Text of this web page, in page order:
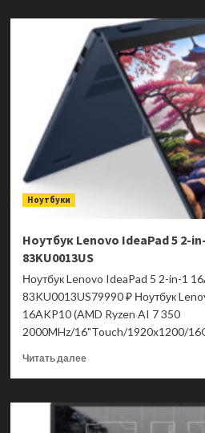
Ноутбук
Acer
Nitro
NH.DAECD.002
Ноутбуки
Ноутбук Lenovo IdeaPad 5 2-
83KU0013US
Ноутбук Lenovo IdeaPad 5 2-in-1
83KU0013US79990 ₽ Ноутбук
16AKP10 (AMD Ryzen AI 7 350
2000MHz/16"Touch/1920x1200/
Читать далееПрочитать
Lenovo